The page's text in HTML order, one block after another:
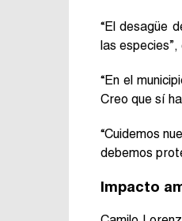
“El desagüe
las
“En el
Creo que sí
“Cuidemos
debemos
Impacto